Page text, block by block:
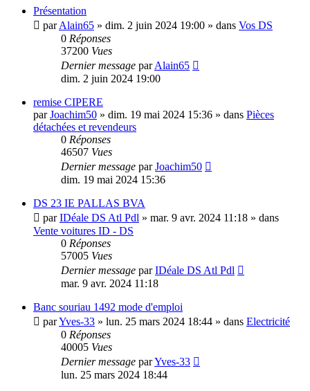
Présentation
parAlain65 » dim. 2 juin 2024 19:00 » dans Vos DS
0 Réponses
37200 Vues
Dernier message parAlain65
dim. 2 juin 2024 19:00
remise CIPERE
parJoachim50 » dim. 19 mai 2024 15:36 » dans Pièces
détachées et revendeurs
0 Réponses
46507 Vues
Dernier message parJoachim50
dim. 19 mai 2024 15:36
DS 23 IE PALLAS BVA
parIDéale DS Atl Pdl » mar. 9 avr. 2024 11:18 » dans
Vente voitures ID - DS
0 Réponses
57005 Vues
Dernier message parIDéale DS Atl Pdl
mar. 9 avr. 2024 11:18
Banc souriau 1492 mode d'emploi
parYves-33 » lun. 25 mars 2024 18:44 » dans Electricité
0 Réponses
40005 Vues
Dernier message parYves-33
lun. 25 mars 2024 18:44